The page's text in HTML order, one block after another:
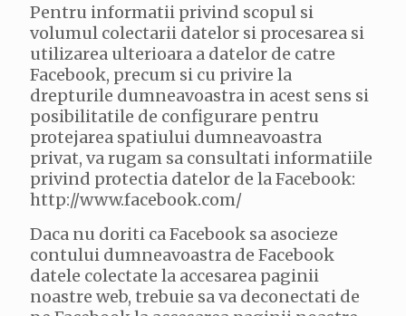
Pentru informatii privind scopul si
volumul colectarii datelor si procesarea si
utilizarea ulterioara a datelor de catre
Facebook, precum si cu privire la
drepturile dumneavoastra in acest sens si
posibilitatile de configurare pentru
protejarea spatiului dumneavoastra
privat, va rugam sa consultati informatiile
privind protectia datelor de la Facebook:
http://www.facebook.com/
Daca nu doriti ca Facebook sa asocieze
contului dumneavoastra de Facebook
datele colectate la accesarea paginii
noastre web, trebuie sa va deconectati de